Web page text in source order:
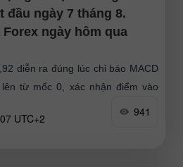
đầu ngày 7 tháng 8.
ngày hôm qua
diễn ra đúng lúc chỉ báo MACD
từ mốc 0, xác nhận điểm vào
UTC+2
941